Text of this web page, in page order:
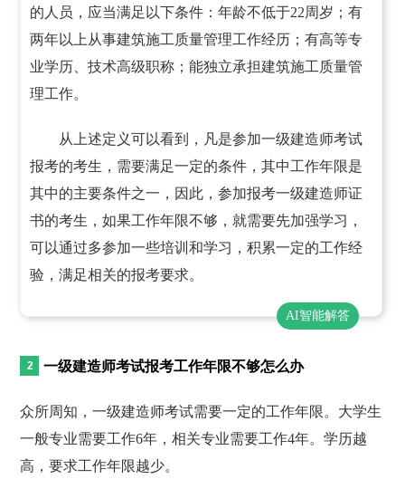
AI智能解答
的人员，应当满足以下条件：年龄不低于22周岁；有
两年以上从事建筑施工质量管理工作经历；有高等专
业学历、技术高级职称；能独立承担建筑施工质量管
理工作。
从上述定义可以看到，凡是参加一级建造师考试
报考的考生，需要满足一定的条件，其中工作年限是
其中的主要条件之一，因此，参加报考一级建造师证
书的考生，如果工作年限不够，就需要先加强学习，
可以通过多参加一些培训和学习，积累一定的工作经
验，满足相关的报考要求。
一级建造师考试报考工作年限不够怎么办
众所周知，一级建造师考试需要一定的工作年限。大学生
一般专业需要工作6年，相关专业需要工作4年。学历越
高，要求工作年限越少。